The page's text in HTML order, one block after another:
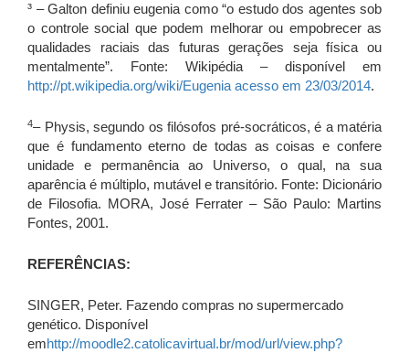
³ – Galton definiu eugenia como “o estudo dos agentes sob
o controle social que podem melhorar ou empobrecer as
qualidades raciais das futuras gerações seja física ou
mentalmente”. Fonte: Wikipédia – disponível em
http://pt.wikipedia.org/wiki/Eugenia acesso em 23/03/2014.
4– Physis, segundo os filósofos pré-socráticos, é a matéria
que é fundamento eterno de todas as coisas e confere
unidade e permanência ao Universo, o qual, na sua
aparência é múltiplo, mutável e transitório. Fonte: Dicionário
de Filosofia. MORA, José Ferrater – São Paulo: Martins
Fontes, 2001.
REFERÊNCIAS:
SINGER, Peter. Fazendo compras no supermercado
genético. Disponível
emhttp://moodle2.catolicavirtual.br/mod/url/view.php?